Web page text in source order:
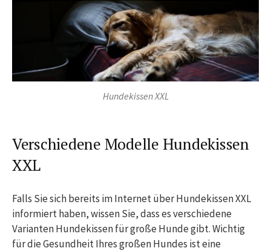
Hundekissen XXL
Verschiedene Modelle Hundekissen
XXL
Falls Sie sich bereits im Internet über Hundekissen XXL
informiert haben, wissen Sie, dass es verschiedene
Varianten Hundekissen für große Hunde gibt. Wichtig
für die Gesundheit Ihres großen Hundes ist eine